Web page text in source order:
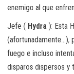
enemigo al que
Jefe ( Hydra ): Esta
(afortunadamente…),
fuego e incluso
disparos dispersos y